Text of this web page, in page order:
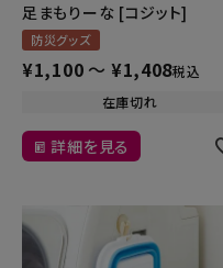
足まもりーな [コジット]
防災グッズ
¥1,100 〜 ¥1,408税込
在庫切れ
詳細を見る